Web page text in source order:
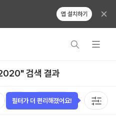
앱 설치하기
검색 결과
가격 비비노점수 국가 용량
필터가 더 편리해졌어요!